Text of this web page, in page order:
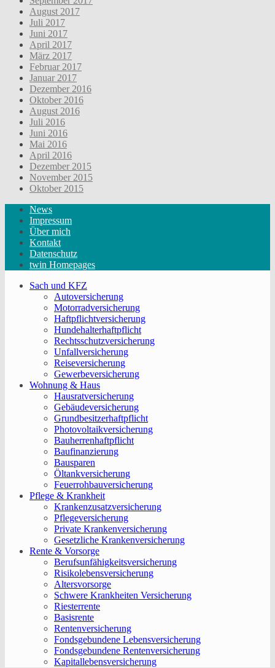
August 2017
Juli 2017
Juni 2017
April 2017
März 2017
Februar 2017
Januar 2017
Dezember 2016
Oktober 2016
August 2016
Juli 2016
Juni 2016
Mai 2016
April 2016
Dezember 2015
November 2015
Oktober 2015
News
Impressum
Über mich
Kontakt
Datenschutz
twin Homepages
Sach und KFZ
Autoversicherung
Motorradversicherung
Haftpflichtversicherung
Hundehalterhaftpflicht
Rechtsschutzversicherung
Unfallversicherung
Reiseversicherung
Gewerbeversicherung
Wohnung & Haus
Hausratversicherung
Gebäudeversicherung
Grundbesitzerhaftpflicht
Photovoltaikversicherung
Bauherrenhaftpflicht
Baufinanzierung
Bausparen
Öltankversicherung
Feuerrohbauversicherung
Pflege & Krankheit
Krankenzusatzversicherung
Pflegeversicherung
Private Krankenversicherung
Gesetzliche Krankenversicherung
Rente & Vorsorge
Berufs­unfähigkeitsversicherung
Risikolebensversicherung
Altersvorsorge
Schwere Krankheiten Versicherung
Riesterrente
Basisrente
Rentenversicherung
Fondsgebundene Lebensversicherung
Fondsgebundene Rentenversicherung
Kapitallebensversicherung